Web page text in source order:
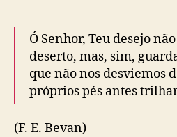
Ó Senhor, Teu desejo
deserto, mas, sim,
que não nos desviemos
próprios pés antes
(F. E. Bevan)